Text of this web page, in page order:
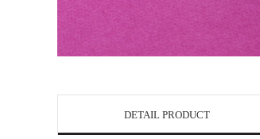
DETAIL PRODUCT